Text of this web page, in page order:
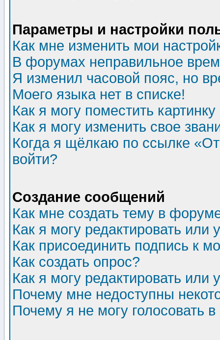
Параметры и настройки
Как мне изменить мои
В форумах неправильное
Я изменил часовой пояс, но
Моего языка нет в списке!
Как я могу поместить
Как я могу изменить свое
Когда я щёлкаю по ссылке
войти?
Создание сообщений
Как мне создать тему в
Как я могу редактировать или
Как присоединить подпись к
Как создать опрос?
Как я могу редактировать или
Почему мне недоступны
Почему я не могу голосовать